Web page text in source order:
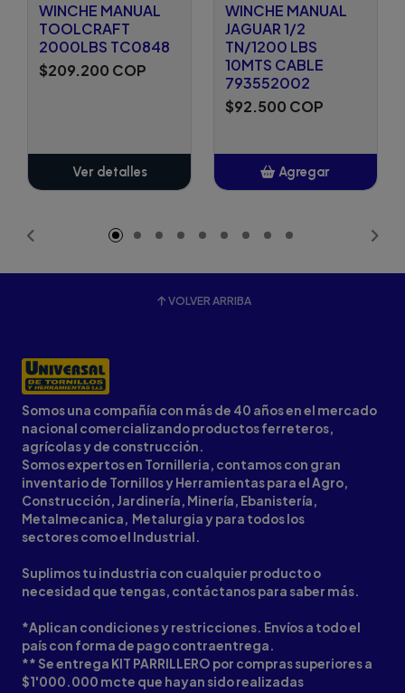
WINCHE MANUAL
TOOLCRAFT
2000LBS TC0848
$209.200 COP
Ver detalles
WINCHE MANUAL
JAGUAR 1/2
TN/1200 LBS
10MTS CABLE
793552002
$92.500 COP
Agregar
VOLVER ARRIBA
Somos una compañía con más de 40 años en el mercado
nacional comercializando productos ferreteros,
agrícolas y de construcción.
Somos expertos en Tornilleria, contamos con gran
inventario de Tornillos y Herramientas para el Agro,
Construcción, Jardinería, Minería, Ebanistería,
Metalmecanica, Metalurgia y para todos los
sectores como el Industrial.
Suplimos tu industria con cualquier producto o
necesidad que tengas, contáctanos para saber más.
*Aplican condiciones y restricciones. Envíos a todo el
país con forma de pago contraentrega.
** Se entrega KIT PARRILLERO por compras superiores a
$1'000.000 mcte que hayan sido realizadas